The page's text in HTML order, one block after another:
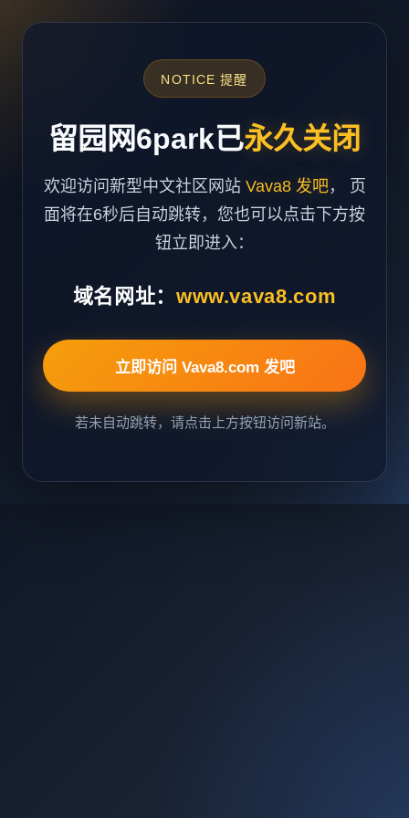
NOTICE 提醒
留园网6park已永久关闭
欢迎访问新型中文社区网站 Vava8 发吧， 页
面将在6秒后自动跳转，您也可以点击下方按
钮立即进入：
域名网址： www.vava8.com
立即访问 Vava8.com 发吧
若未自动跳转，请点击上方按钮访问新站。